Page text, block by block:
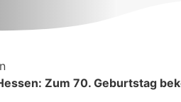
Zum 70. Geburtstag